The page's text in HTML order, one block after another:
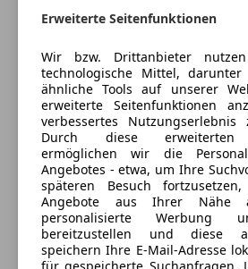
Spurhalteassistent
Traktionskontrolle
Wegfahrsperre
Zentralverriegelung
Extras
Alufelgen
Innenspiegel automatisch
Partikelfilter
Sportsitze
Freisprecheinrichtung
Fussmatten in Velours
Innen- und Aussenspiegel
Interieurleisten Quarzsilber
Isofix-Aufnahmen für
Keyless Entry
Klimaautomatik 2-Zonen mit
Control, erweiterter Umfang
Komfortzugang (Öffnungs-
Lederlenkrad
Lenkrad (Sport/Leder) mit
Sternebewertung 4.5 von 5
4,5Sterne
(94% Weiterempfehlungen)
Anbieter auf AutoScout24 seit 2008
Service
Geöffnet
Schließt um 15:30
Griesauweg 32
6020 Innsbruck, AT
Erweiterte Seitenfunktionen
Wir bzw. Drittanbieter nutzen
technologische Mittel,
ähnliche Tools auf unserer
erweiterte Seitenfunktionen
verbessertes Nutzungserlebnis
Durch diese erweiterten
ermöglichen wir die
Angebotes - etwa, um Ihre
späteren Besuch
Angebote aus Ihrer Nähe
personalisierte Werbung
bereitzustellen und diese
speichern Ihre E-Mail-Adresse
für gespeicherte Suchanfragen,